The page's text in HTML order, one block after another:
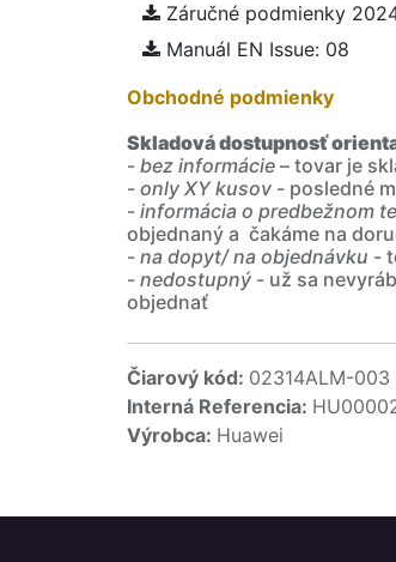
Záručné podmienky
Manuál EN Issue: 08
Obchodné podmienky
Skladová dostupnosť
- bez informácie – tovar je
- only XY kusov - posledné
- informácia o predbežnom
objednaný a čakáme na
- na dopyt/ na objednávku -
- nedostupný - už sa
objednať
Čiarový kód: 02314ALM-003
Interná Referencia:
Výrobca: Huawei